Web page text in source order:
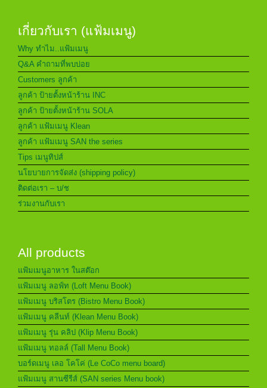
เกี่ยวกับเรา (แฟ้มเมนู)
Why ทำไม..แฟ้มเมนู
Q&A คำถามที่พบบ่อย
Customers ลูกค้า
ลูกค้า ป้ายตั้งหน้าร้าน INC
ลูกค้า ป้ายตั้งหน้าร้าน SOLA
ลูกค้า แฟ้มเมนู Klean
ลูกค้า แฟ้มเมนู SAN the series
Tips เมนูทิปส์
นโยบายการจัดส่ง (shipping policy)
ติดต่อเรา – บ/ช
ร่วมงานกับเรา
All products
แฟ้มเมนูอาหาร ในสต๊อก
แฟ้มเมนู ลอฟ์ท (Loft Menu Book)
แฟ้มเมนู บริสโตร (Bistro Menu Book)
แฟ้มเมนู คลีนท์ (Klean Menu Book)
แฟ้มเมนู รุ่น คลิป (Klip Menu Book)
แฟ้มเมนู ทอลล์ (Tall Menu Book)
บอร์ดเมนู เลอ โคโค่ (Le CoCo menu board)
แฟ้มเมนู สานซีรีส์ (SAN series Menu book)